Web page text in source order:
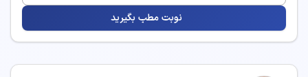
نوبت مطب بگیرید